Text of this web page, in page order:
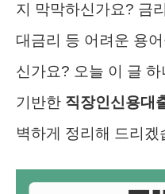
지 막막하신가요? 금
대금리 등 어려운 용
신가요? 오늘 이 글
기반한 직장인신용대
벽하게 정리해 드리겠